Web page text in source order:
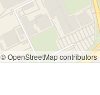
© OpenStreetMap contributors